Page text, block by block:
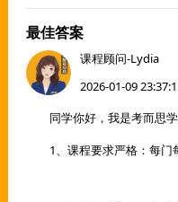
最佳答案
课程顾问-Lydia
2026-01-09
同学你好，我是考而思
1、课程要求严格：每门